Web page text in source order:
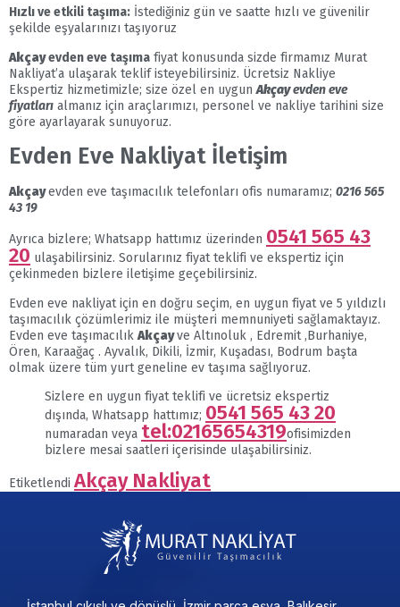
Hızlı ve etkili taşıma: İstediğiniz gün ve saatte hızlı ve güvenilir
şekilde eşyalarınızı taşıyoruz
Akçayevden eve taşıma fiyat konusunda sizde firmamız Murat
Nakliyat’a ulaşarak teklif isteyebilirsiniz. Ücretsiz Nakliye
Ekspertiz hizmetimizle; size özel en uygunAkçayevden eve
fiyatları almanız için araçlarımızı, personel ve nakliye tarihini size
göre ayarlayarak sunuyoruz.
Evden Eve Nakliyat İletişim
Akçayevden eve taşımacılık telefonları ofis numaramız; 0216 565
43 19
Ayrıca bizlere; Whatsapp hattımız üzerinden 0541 565 43
20 ulaşabilirsiniz. Sorularınız fiyat teklifi ve ekspertiz için
çekinmeden bizlere iletişime geçebilirsiniz.
Evden eve nakliyat için en doğru seçim, en uygun fiyat ve 5 yıldızlı
taşımacılık çözümlerimiz ile müşteri memnuniyeti sağlamaktayız.
Evden eve taşımacılıkAkçayve Altınoluk , Edremit ,Burhaniye,
Ören, Karaağaç . Ayvalık, Dikili, İzmir, Kuşadası, Bodrum başta
olmak üzere tüm yurt geneline ev taşıma sağlıyoruz.
Sizlere en uygun fiyat teklifi ve ücretsiz ekspertiz
dışında, Whatsapp hattımız; 0541 565 43 20
numaradan veya tel:02165654319ofisimizden
bizlere mesai saatleri içerisinde ulaşabilirsiniz.
Etiketlendi Akçay Nakliyat